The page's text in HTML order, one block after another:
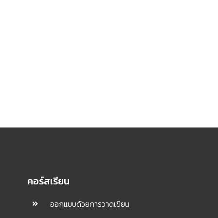
คอร์สเรียน
ออกแบบด้วยการวาดเขียน